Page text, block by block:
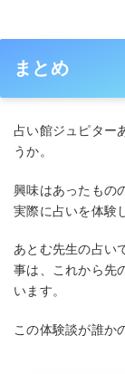
まとめ
占い館ジュピター
うか。
興味はあったもの
実際に占いを体験
あとむ先生の占い
事は、これから先
います。
この体験談が誰か